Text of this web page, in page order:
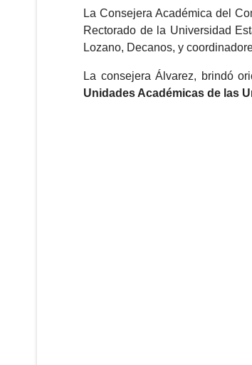
La Consejera Académica del
Rectorado de la Universidad
Lozano, Decanos, y
La consejera Álvarez, brindó
Unidades Académicas de las